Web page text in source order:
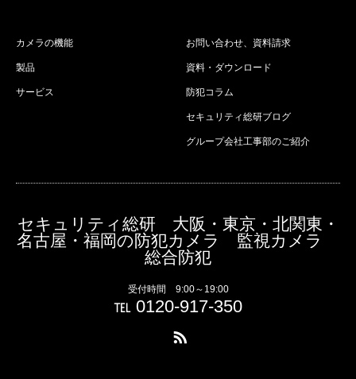
カメラの機能
製品
サービス
お問い合わせ、資料請求
資料・ダウンロード
防犯コラム
セキュリティ総研ブログ
グループ会社工事部のご紹介
セキュリティ総研 大阪・東京・北関東・
名古屋・福岡の防犯カメラ 監視カメラ
総合防犯
受付時間 9:00～19:00
℡ 0120-917-350